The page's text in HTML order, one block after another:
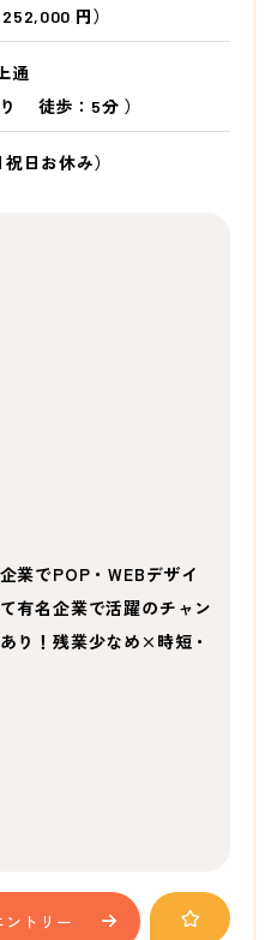
円）
通
り 徒歩：5分 ）
祝日お休み）
業でPOP・WEBデザイ
有名企業で活躍のチャン
り！残業少なめ×時短・
ントリー